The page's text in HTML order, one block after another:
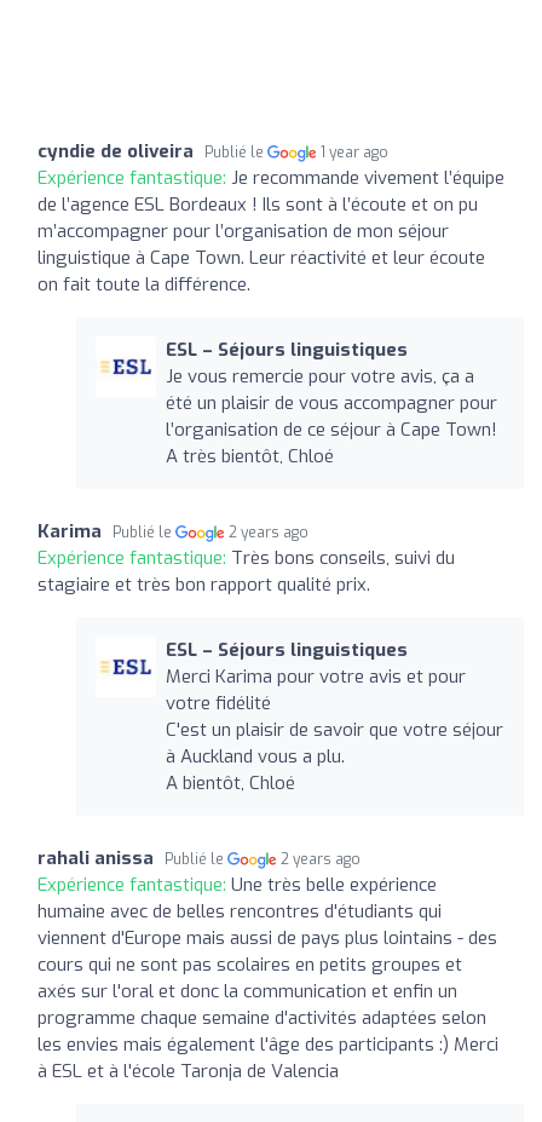
cyndie de oliveira Publié le 1 year ago
Expérience fantastique: Je recommande vivement l’équipe
de l’agence ESL Bordeaux ! Ils sont à l’écoute et on pu
m’accompagner pour l’organisation de mon séjour
linguistique à Cape Town. Leur réactivité et leur écoute
on fait toute la différence.
ESL – Séjours linguistiques
Je vous remercie pour votre avis, ça a
été un plaisir de vous accompagner pour
l’organisation de ce séjour à Cape Town!
A très bientôt, Chloé
Karima Publié le 2 years ago
Expérience fantastique: Très bons conseils, suivi du
stagiaire et très bon rapport qualité prix.
ESL – Séjours linguistiques
Merci Karima pour votre avis et pour
votre fidélité
C'est un plaisir de savoir que votre séjour
à Auckland vous a plu.
A bientôt, Chloé
rahali anissa Publié le 2 years ago
Expérience fantastique: Une très belle expérience
humaine avec de belles rencontres d'étudiants qui
viennent d'Europe mais aussi de pays plus lointains - des
cours qui ne sont pas scolaires en petits groupes et
axés sur l'oral et donc la communication et enfin un
programme chaque semaine d'activités adaptées selon
les envies mais également l'âge des participants :) Merci
à ESL et à l'école Taronja de Valencia